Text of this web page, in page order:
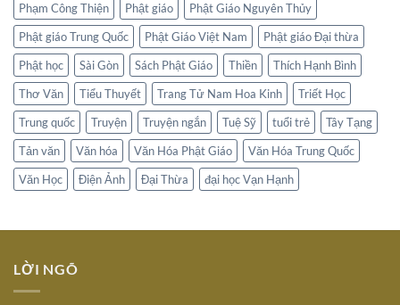
Phạm Công Thiện
Phật giáo
Phật Giáo Nguyên Thủy
Phật giáo Trung Quốc
Phật Giáo Việt Nam
Phật giáo Đại thừa
Phật học
Sài Gòn Sách Phật Giáo Thiền
Thích Hạnh Bình
Thơ Văn
Tiểu Thuyết Trang Tử Nam Hoa Kinh
Triết Học
Trung quốc
Truyện Truyện ngắn Tuệ Sỹ tuổi trẻ
Tây Tạng
Tản văn
Văn hóa Văn Hóa Phật Giáo
Văn Hóa Trung Quốc
Văn Học
Điện Ảnh Đại Thừa đại học Vạn Hạnh
LỜI NGÕ